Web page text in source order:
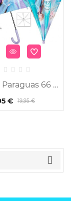
Frozen II Paraguas 66 cm.
€ 19,95 €